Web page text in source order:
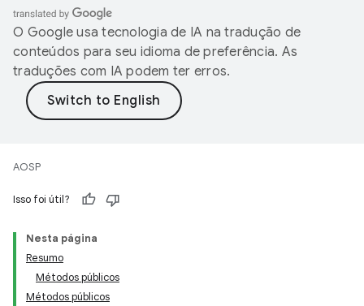
O Google usa tecnologia de IA na tradução de
conteúdos para seu idioma de preferência. As
traduções com IA podem ter erros.
AOSP
Isso foi útil?
Nesta página
Resumo
Métodos públicos
Métodos públicos